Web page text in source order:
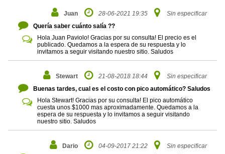
Juan 28-06-2021 19:35
Sin especificar
Quería saber cuánto salía ??
Hola Juan Paviolo! Gracias por su consulta! El precio es el
publicado. Quedamos a la espera de su respuesta y lo
invitamos a seguir visitando nuestro sitio. Saludos
Stewart 21-08-2018 18:44
Sin especificar
Buenas tardes, cual es el costo con pico automático? Saludos
Hola Stewart! Gracias por su consulta! El pico automático
cuesta unos $1000 mas aproximadamente. Quedamos a la
espera de su respuesta y lo invitamos a seguir visitando
nuestro sitio. Saludos
Dario 04-09-2017 21:22
Sin especificar